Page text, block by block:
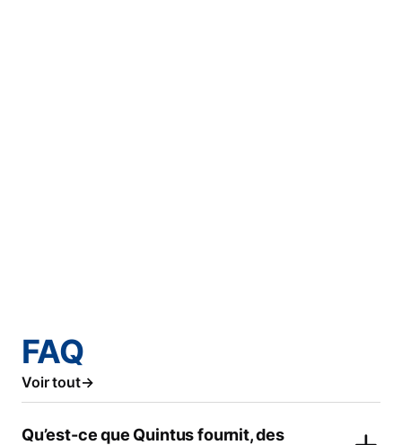
FAQ
Voir tout
Qu’est-ce que Quintus fournit, des